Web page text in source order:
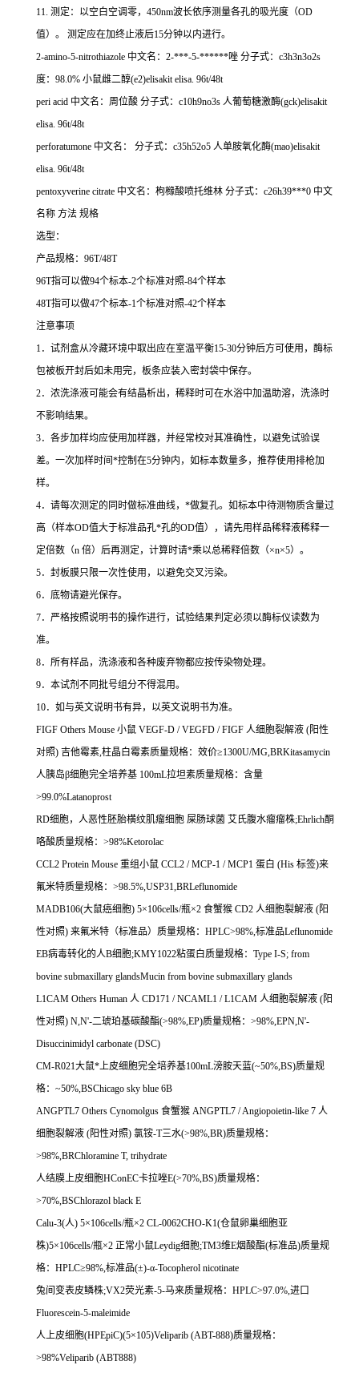
11. 测定：以空白空调零， 450nm波长依序测量各孔的吸光度（OD
值）。
测定应在加终止液后15分钟以内进行。
2-amino-5-nitrothiazole 中文名：2-***-5-******唑 分子式：c3h3n3o2s
度：98.0% 小鼠雌二醇(e2)elisakit elisa. 96t/48t
peri acid 中文名：周位酸 分子式：c10h9no3s 人葡萄糖激酶(gck)elisakit
elisa. 96t/48t
perforatumone 中文名： 分子式：c35h52o5 人单胺氧化酶(mao)elisakit
elisa. 96t/48t
pentoxyverine citrate 中文名：枸橼酸喷托维林 分子式：c26h39***0 中文
名称 方法 规格
选型：
产品规格： 96T/48T
96T指可以做94个标本-2个标准对照-84个样本
48T指可以做47个标本-1个标准对照-42个样本
注意事项
1．试剂盒从冷藏环境中取出应在室温平衡15-30分钟后方可使用，酶标
包被板开封后如未用完，板条应装入密封袋中保存。
2．浓洗涤液可能会有结晶析出，稀释时可在水浴中加温助溶，洗涤时
不影响结果。
3．各步加样均应使用加样器，并经常校对其准确性，以避免试验误
差。一次加样时间 *控制在5分钟内，如标本数量多，推荐使用排枪加
样。
4．请每次测定的同时做标准曲线， *做复孔。如标本中待测物质含量过
高（样本OD值大于标准品孔*孔的OD值），请先用样品稀释液稀释一
定倍数（n 倍）后再测定，计算时请*乘以总稀释倍数（×n×5）。
5．封板膜只限一次性使用，以避免交叉污染。
6．底物请避光保存。
7．严格按照说明书的操作进行，试验结果判定必须以酶标仪读数为
准。
8．所有样品，洗涤液和各种废弃物都应按传染物处理。
9．本试剂不同批号组分不得混用。
10．如与英文说明书有异，以英文说明书为准。
FIGF Others Mouse 小鼠 VEGF-D / VEGFD / FIGF 人细胞裂解液 (阳性
对照) 吉他霉素,柱晶白霉素质量规格：效价≥1300U/MG,BRKitasamycin
人胰岛β细胞完全培养基 100mL拉坦素质量规格：含量
>99.0%Latanoprost
RD细胞，人恶性胚胎横纹肌瘤细胞 屎肠球菌 艾氏腹水瘤瘤株;Ehrlich酮
咯酸质量规格： >98%Ketorolac
CCL2 Protein Mouse 重组小鼠 CCL2 / MCP-1 / MCP1 蛋白 (His 标签)来
氟米特质量规格： >98.5%,USP31,BRLeflunomide
MADB106(大鼠癌细胞) 5×106cells/瓶×2 食蟹猴 CD2 人细胞裂解液 (阳
性对照) 来氟米特（标准品）质量规格： HPLC>98%,标准品Leflunomide
EB病毒转化的人B细胞;KMY1022粘蛋白质量规格： Type I-S; from
bovine submaxillary glandsMucin from bovine submaxillary glands
L1CAM Others Human 人 CD171 / NCAML1 / L1CAM 人细胞裂解液 (阳
性对照) N,N'-二琥珀基碳酸酯(>98%,EP)质量规格： >98%,EPN,N'-
Disuccinimidyl carbonate (DSC)
CM-R021大鼠*上皮细胞完全培养基100mL滂胺天蓝(~50%,BS)质量规
格： ~50%,BSChicago sky blue 6B
ANGPTL7 Others Cynomolgus 食蟹猴 ANGPTL7 / Angiopoietin-like 7 人
细胞裂解液 (阳性对照) 氯铵-T三水(>98%,BR)质量规格：
>98%,BRChloramine T, trihydrate
人结膜上皮细胞HConEC卡拉唑E(>70%,BS)质量规格：
>70%,BSChlorazol black E
Calu-3(人) 5×106cells/瓶×2 CL-0062CHO-K1(仓鼠卵巢细胞亚
株)5×106cells/瓶×2 正常小鼠Leydig细胞;TM3维E烟酸酯(标准品)质量规
格： HPLC≥98%,标准品(±)-α-Tocopherol nicotinate
兔间变表皮鳞株;VX2荧光素-5-马来质量规格： HPLC>97.0%,进口
Fluorescein-5-maleimide
人上皮细胞(HPEpiC)(5×105)Veliparib (ABT-888)质量规格：
>98%Veliparib (ABT888)